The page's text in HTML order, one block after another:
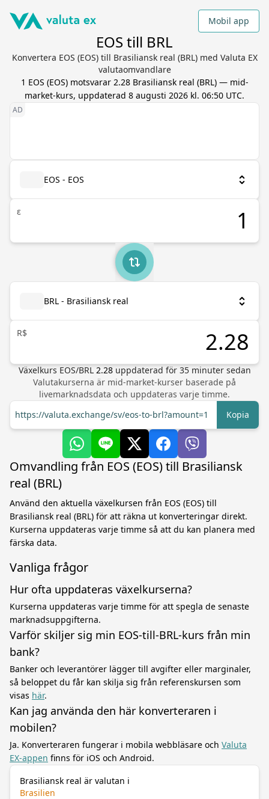
Mobil app
EOS till BRL
Konvertera EOS (EOS) till Brasiliansk real (BRL) med Valuta EX
valutaomvandlare
1 EOS (EOS) motsvarar 2.28 Brasiliansk real (BRL) — mid-
market-kurs, uppdaterad 8 augusti 2026 kl. 06:50 UTC.
EOS - EOS
ε
BRL - Brasiliansk real
R$
Växelkurs EOS/BRL 2.28 uppdaterad för 35minuter sedan
Valutakurserna är mid-market-kurser baserade på
livemarknadsdata och uppdateras varje timme.
https://valuta.exchange/sv/eos-to-brl?amount=1
Kopia
Omvandling från EOS (EOS) till Brasiliansk
real (BRL)
Använd den aktuella växelkursen från EOS (EOS) till
Brasiliansk real (BRL) för att räkna ut konverteringar direkt.
Kurserna uppdateras varje timme så att du kan planera med
färska data.
Vanliga frågor
Hur ofta uppdateras växelkurserna?
Kurserna uppdateras varje timme för att spegla de senaste
marknadsuppgifterna.
Varför skiljer sig min EOS-till-BRL-kurs från min
bank?
Banker och leverantörer lägger till avgifter eller marginaler,
så beloppet du får kan skilja sig från referenskursen som
visas här.
Kan jag använda den här konverteraren i
mobilen?
Ja. Konverteraren fungerar i mobila webbläsare och Valuta
EX-appen finns för iOS och Android.
Brasiliansk real är valutan i
Brasilien